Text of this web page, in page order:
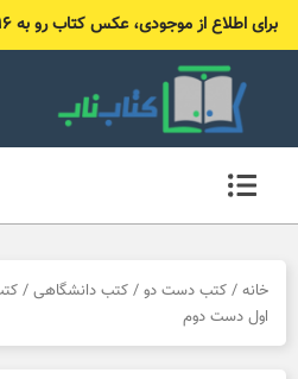
برای اطلاع از موجودی، عکس کتاب رو به ۰۹۱۹۹۸۱۴۷۹۶ (بله یا ایتا) بفرست
خانه / کتب دست دو / کتب دانشگاهی /
اول دست دوم